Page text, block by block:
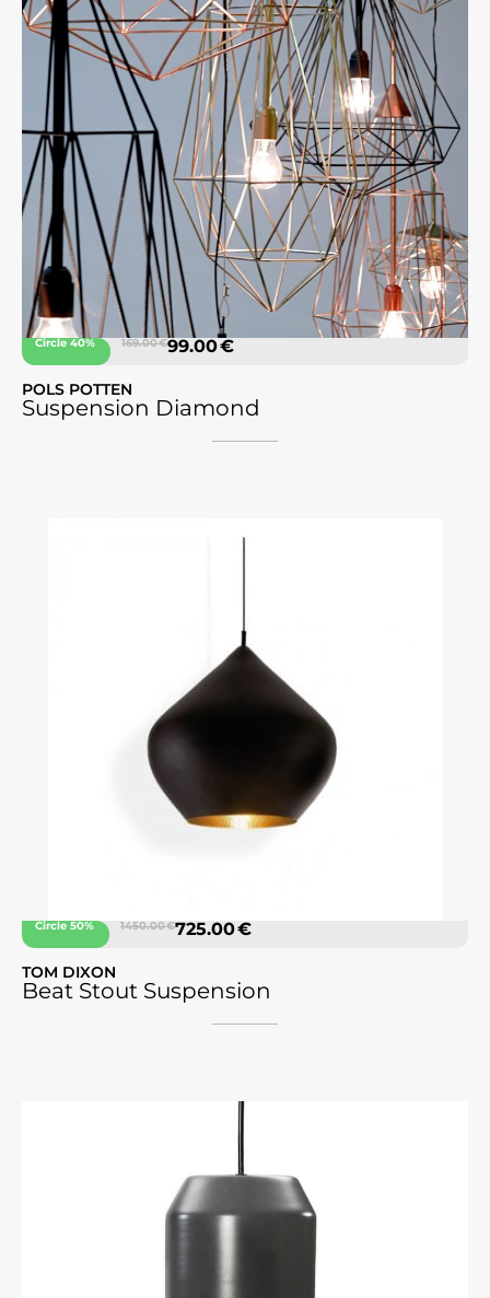
Circle 40% 169.00 €99.00 €
POLS POTTEN
Suspension Diamond
Circle 50% 1450.00 €725.00 €
TOM DIXON
Beat Stout Suspension